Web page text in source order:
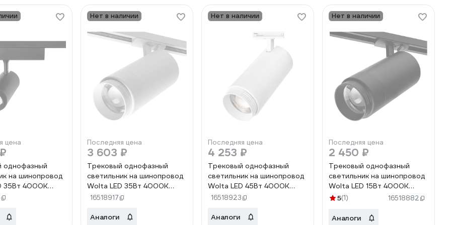
цена
однофазный
на шинопровод
35Вт 4000К
WTL-
Нет в наличии
Последняя цена
3 603 ₽
Трековый однофазный
светильник на шинопровод
Wolta LED 35Вт 4000К
2800Лм белый WTL-
16518917
Аналоги
Нет в наличии
Последняя цена
4 253 ₽
Трековый однофазный
светильник на шинопровод
Wolta LED 45Вт 4000К
3600Лм белый WTL-
16518923
Аналоги
Нет в наличии
Последняя цена
2 450 ₽
Трековый однофазный
светильник на шинопровод
Wolta LED 15Вт 4000К
1200Лм черный WTL-
5(1) 16518882
Аналоги